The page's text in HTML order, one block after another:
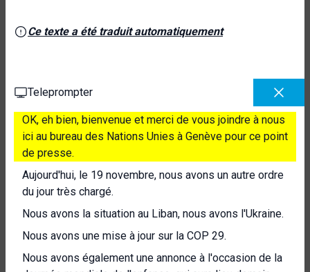
Ce texte a été traduit automatiquement
Teleprompter
OK, eh bien, bienvenue et merci de vous joindre à nous
ici au bureau des Nations Unies à Genève pour ce point
de presse.
Aujourd'hui, le 19 novembre, nous avons un autre ordre
du jour très chargé.
Nous avons la situation au Liban, nous avons l'Ukraine.
Nous avons une mise à jour sur la COP 29.
Nous avons également une annonce à l'occasion de la